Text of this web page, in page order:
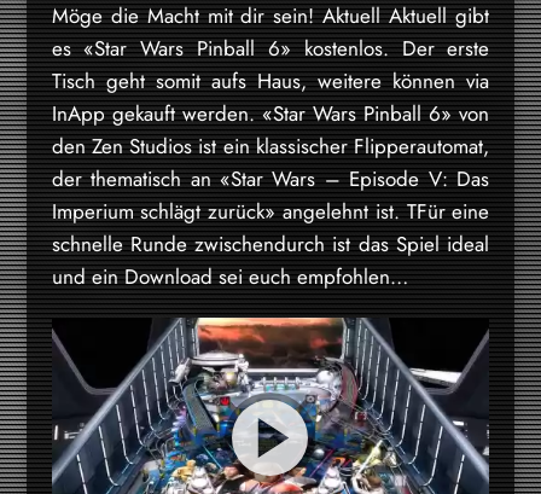
Möge die Macht mit dir sein! Aktuell Aktuell gibt
es «Star Wars Pinball 6» kostenlos. Der erste
Tisch geht somit aufs Haus, weitere können via
InApp gekauft werden. «Star Wars Pinball 6» von
den Zen Studios ist ein klassischer Flipperautomat,
der thematisch an «Star Wars – Episode V: Das
Imperium schlägt zurück» angelehnt ist. TFür eine
schnelle Runde zwischendurch ist das Spiel ideal
und ein Download sei euch empfohlen…